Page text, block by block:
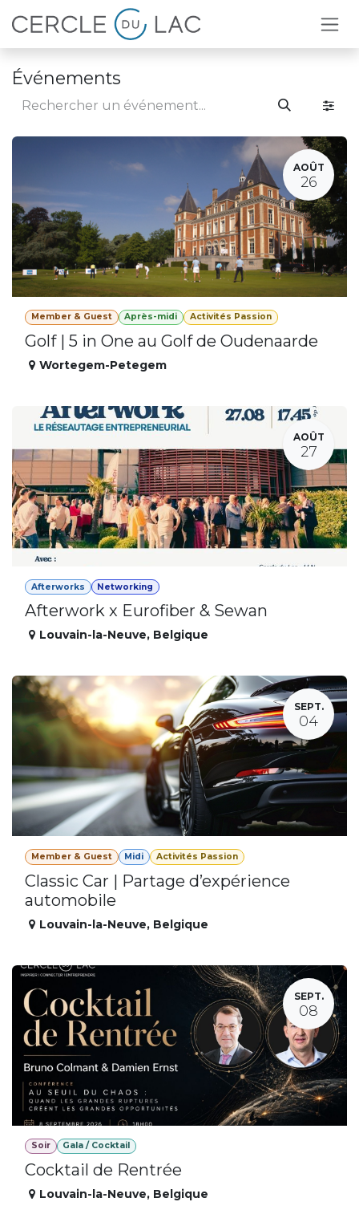
Se rendre au contenu
Événements
AOÛT
26
Member & Guest Après-midi Activités Passion
Golf | 5 in One au Golf de Oudenaarde
Wortegem-Petegem
AOÛT
27
Afterworks Networking
Afterwork x Eurofiber & Sewan
Louvain-la-Neuve, Belgique
SEPT.
04
Member & Guest Midi Activités Passion
Classic Car | Partage d’expérience
automobile
Louvain-la-Neuve, Belgique
SEPT.
08
Soir Gala / Cocktail
Cocktail de Rentrée
Louvain-la-Neuve, Belgique